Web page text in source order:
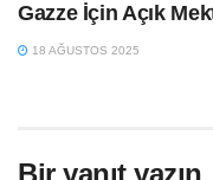
Gazze İçin Açık
18 AĞUSTOS 2025
Bir yanıt yazın